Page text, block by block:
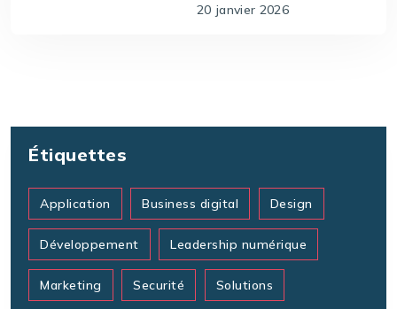
20 janvier 2026
Étiquettes
Application Business digital Design
Développement Leadership numérique
Marketing Securité Solutions